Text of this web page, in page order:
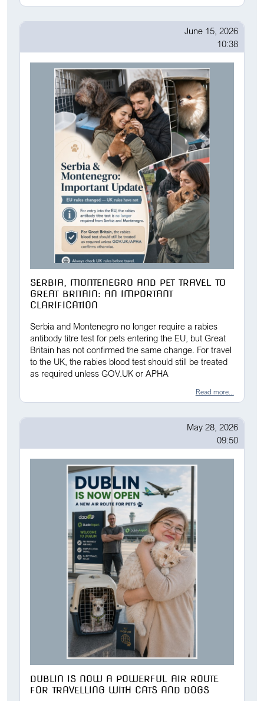
June 15, 2026
10:38
SERBIA, MONTENEGRO AND PET TRAVEL TO
GREAT BRITAIN: AN IMPORTANT
CLARIFICATION
Serbia and Montenegro no longer require a rabies
antibody titre test for pets entering the EU, but Great
Britain has not confirmed the same change. For travel
to the UK, the rabies blood test should still be treated
as required unless GOV.UK or APHA
Read more...
May 28, 2026
09:50
DUBLIN IS NOW A POWERFUL AIR ROUTE
FOR TRAVELLING WITH CATS AND DOGS